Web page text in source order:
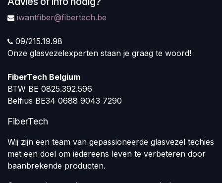
iwantfiber@fibertech.be
09/215.19.98
Onze glasvezelexperten staan je graag te woord!
FiberTech Belgium
BTW BE 0825.392.596
Belfius BE34 0688 9043 7290
FiberTech
Wij zijn een team van gepassioneerde glasvezel techies
met een doel om iedereens leven te verbeteren door
baanbrekende producten.